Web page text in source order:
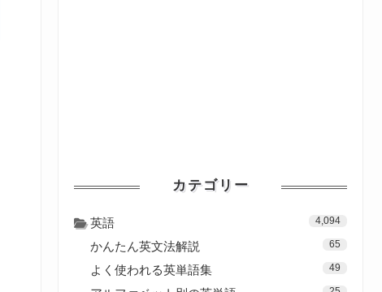
カテゴリー
英語 4,094
かんたん英文法解説 65
よく使われる英単語集 49